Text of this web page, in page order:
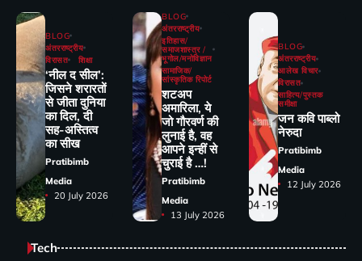
BLOG
अंतरराष्ट्रीय
विरासत
शिक्षा
‘नील द सील’:
जिसने शरारतों
से जीता दुनिया
का दिल, दी
सह-अस्तित्व
का सीख
Pratibimb
Media
20 July 2026
BLOG
अंतरराष्ट्रीय
इतिहास/
समाजशास्त्र /
भूगोल/मनोविज्ञान
सामाजिक/
सांस्कृतिक रिपोर्ट
शटअप
अमारिला, ये
जो गौरवर्ण की
लुनाई है, वह
आपने इन्हीं से
चुराई है …!
Pratibimb
Media
13 July 2026
BLOG
अंतरराष्ट्रीय
आलेख विचार
विरासत
साहित्य/पुस्तक
समीक्षा
जन कवि पाब्लो
नेरुदा
Pratibimb
Media
12 July 2026
Tech